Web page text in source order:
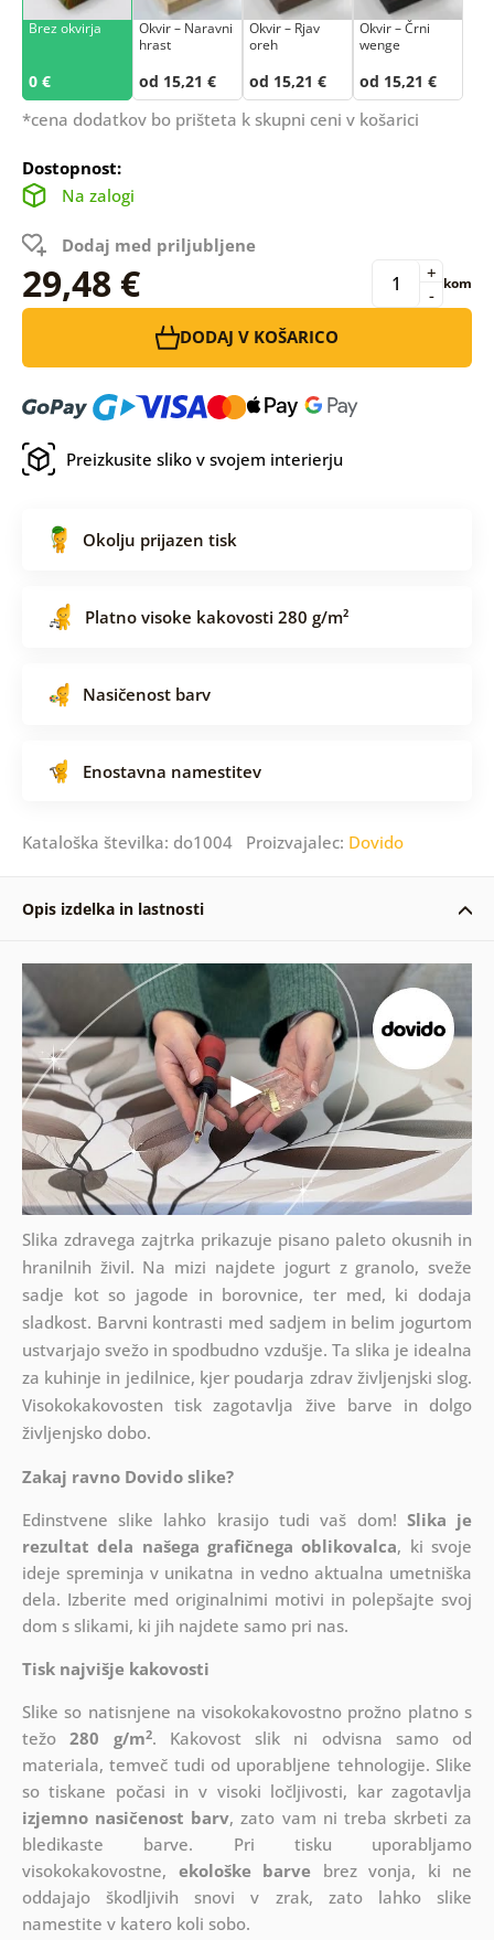
Brez okvirja
0 €
Okvir – Naravni
hrast
od 15,21 €
Okvir – Rjav
oreh
od 15,21 €
Okvir – Črni
wenge
od 15,21 €
*cena dodatkov bo prišteta k skupni ceni v košarici
Dostopnost:
Na zalogi
Dodaj med priljubljene
29,48 € -
+ kom
DODAJ V KOŠARICO
Preizkusite sliko v svojem interierju
Okolju prijazen tisk
Platno visoke kakovosti 280 g/m²
Nasičenost barv
Enostavna namestitev
Kataloška številka: do1004 Proizvajalec: Dovido
Opis izdelka in lastnosti
Slika zdravega zajtrka prikazuje pisano paleto okusnih in
hranilnih živil. Na mizi najdete jogurt z granolo, sveže
sadje kot so jagode in borovnice, ter med, ki dodaja
sladkost. Barvni kontrasti med sadjem in belim jogurtom
ustvarjajo svežo in spodbudno vzdušje. Ta slika je idealna
za kuhinje in jedilnice, kjer poudarja zdrav življenjski slog.
Visokokakovosten tisk zagotavlja žive barve in dolgo
življenjsko dobo.
Zakaj ravno Dovido slike?
Edinstvene slike lahko krasijo tudi vaš dom! Slika je
rezultat dela našega grafičnega oblikovalca, ki svoje
ideje spreminja v unikatna in vedno aktualna umetniška
dela. Izberite med originalnimi motivi in polepšajte svoj
dom s slikami, ki jih najdete samo pri nas.
Tisk najvišje kakovosti
Slike so natisnjene na visokokakovostno prožno platno s
težo280 g/m2. Kakovost slik ni odvisna samo od
materiala, temveč tudi od uporabljene tehnologije. Slike
so tiskane počasi in v visoki ločljivosti, kar zagotavlja
izjemno nasičenost barv, zato vam ni treba skrbeti za
bledikaste barve. Pri tisku uporabljamo
visokokakovostne, ekološke barve brez vonja, ki ne
oddajajo škodljivih snovi v zrak, zato lahko slike
namestite v katero koli sobo.